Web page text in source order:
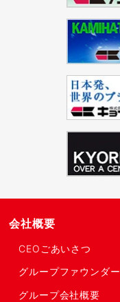
会社概要
CEOごあいさつ
グループファウンダー
グループ会社概要